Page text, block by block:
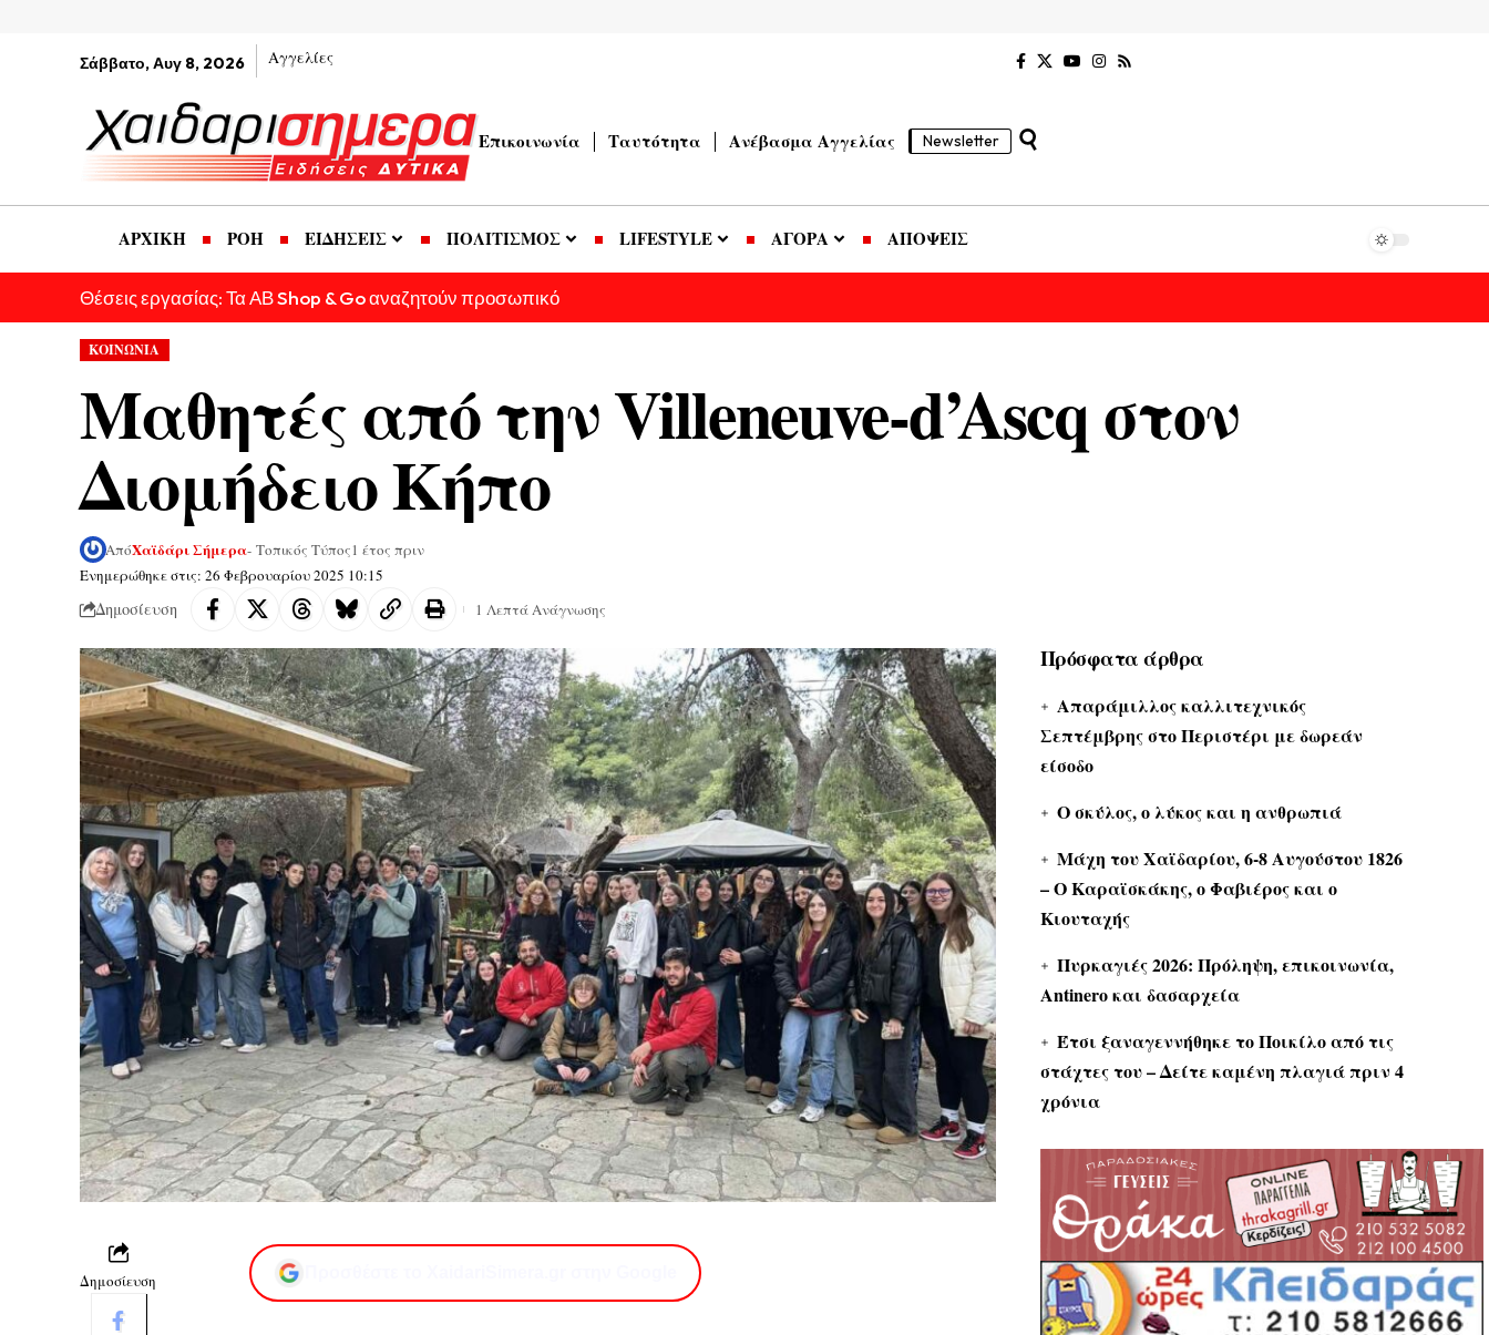
Σάββατο, Αυγ 8, 2026 Αγγελίες
Επικοινωνία Ταυτότητα Ανέβασμα Αγγελίας Newsletter
ΑΡΧΙΚΗ ΡΟΗ ΕΙΔΗΣΕΙΣ ΠΟΛΙΤΙΣΜΟΣ LIFESTYLE ΑΓΟΡΑ ΑΠΟΨΕΙΣ
Θέσεις εργασίας: Τα ΑΒ Shop & Go αναζητούν προσωπικό
ΚΟΙΝΩΝΙΑ
Μαθητές από την Villeneuve-d’Ascq στον
Διομήδειο Κήπο
Ενημερώθηκε στις: 26 Φεβρουαρίου 2025 10:15
ΑπόΧαϊδάρι Σήμερα- Τοπικός Τύπος1 έτος πριν
Δημοσίευση 1 Λεπτά Ανάγνωσης
Δημοσίευση
Πρόσφατα άρθρα
Απαράμιλλος καλλιτεχνικός
Σεπτέμβρης στο Περιστέρι με δωρεάν
είσοδο
Ο σκύλος, ο λύκος και η ανθρωπιά
Μάχη του Χαϊδαρίου, 6-8 Αυγούστου 1826
– Ο Καραϊσκάκης, ο Φαβιέρος και ο
Κιουταχής
Πυρκαγιές 2026: Πρόληψη, επικοινωνία,
Antinero και δασαρχεία
Έτσι ξαναγεννήθηκε το Ποικίλο από τις
στάχτες του – Δείτε καμένη πλαγιά πριν 4
χρόνια